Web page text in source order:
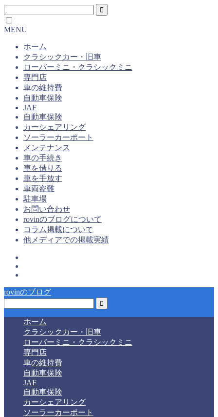
MENU
ホーム
クラシックカー・旧車
ローバーミニ・クラシックミニ
専門店
車の維持費
自動車保険
JAF
自動車保険
カーシェアリング
ソーラーカーポート
メンテナンス
車の手続き
車を借りる
車を手放す
車両盗難
駐車場
お問い合わせ
rovinのブログについて
コラム掲載について
他メディアでの掲載実績
rovinのブログ
ホーム
クラシックカー・旧車
ローバーミニ・クラシックミニ
専門店
車の維持費
自動車保険
JAF
自動車保険
カーシェアリング
ソーラーカーポート